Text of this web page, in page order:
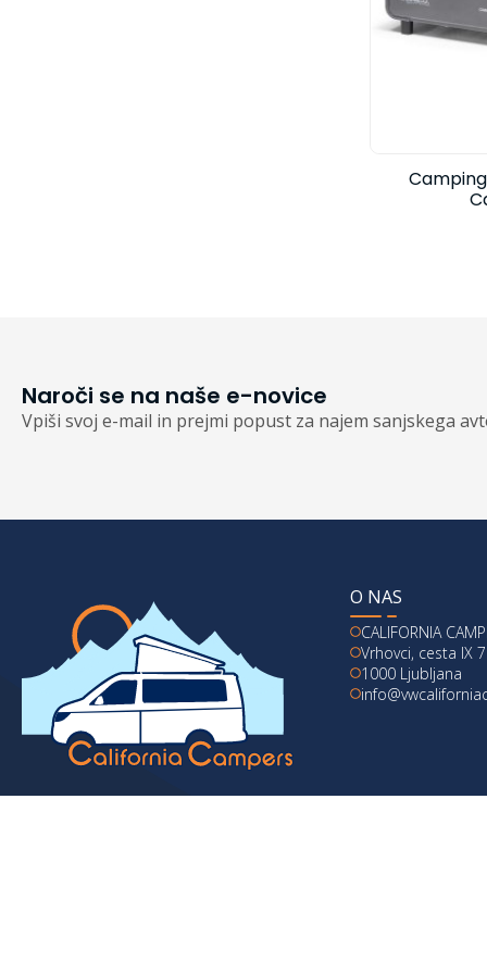
Naroči se na naše e-novice
Vpiši svoj e-mail in prejmi popust za najem sanjskega
O NAS
CALIFORNIA
Vrhovci, cesta IX 7
1000 Ljubljana